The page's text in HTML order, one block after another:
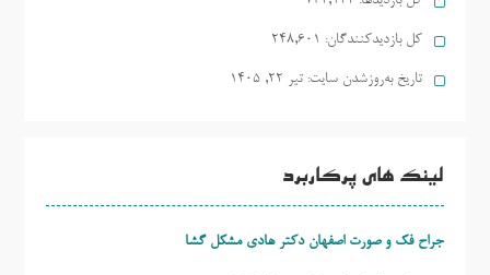
کل بازدیدکنند‌گان: 248,601
تاریخ به‌روزشدن سایت: تیر ۲۲, ۱۴۰۵
لینک های پرکاربرد
جراح فک و صورت اصفهان دکتر هادی مشکل گشا